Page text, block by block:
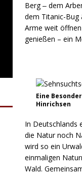
Berg ‒ dem
dem Titanic-Bug
Arme weit
genießen – ein
Eine
Hinrichsen
In Deutschlands
die Natur noch
wird so ein
einmaligen
Wald.